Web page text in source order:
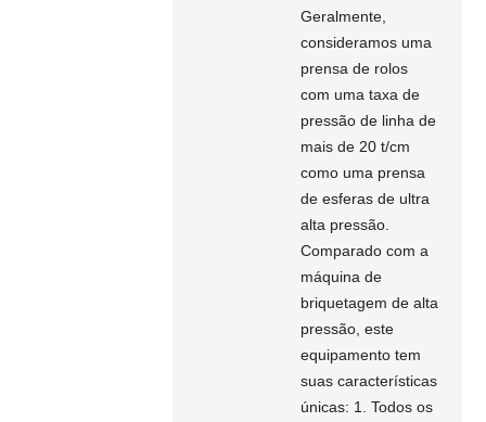
Geralmente,
consideramos uma
prensa de rolos
com uma taxa de
pressão de linha de
mais de 20 t/cm
como uma prensa
de esferas de ultra
alta pressão.
Comparado com a
máquina de
briquetagem de alta
pressão, este
equipamento tem
suas características
únicas: 1. Todos os